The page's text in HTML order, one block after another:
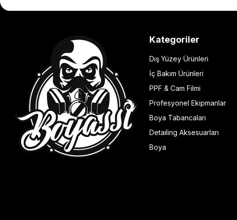
Kategoriler
Dış Yüzey Ürünleri
İç Bakım Ürünleri
PPF & Cam Filmi
Profesyonel Ekipmanlar
Boya Tabancaları
Detailing Aksesuarları
Boya